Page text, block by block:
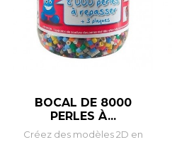
BOCAL DE 8000
PERLES À...
Créez des modèles 2D en